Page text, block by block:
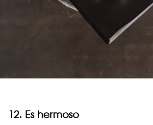
12. Es hermoso